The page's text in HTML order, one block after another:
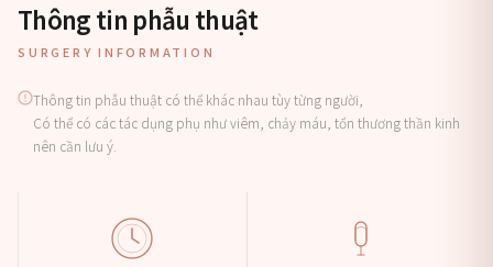
Thông tin phẫu thuật
SURGERY INFORMATION
Thông tin phẫu thuật có thể khác nhau tùy từng người,
Có thể có các tác dụng phụ như viêm, chảy máu, tổn thương thần kinh
nên cần lưu ý.